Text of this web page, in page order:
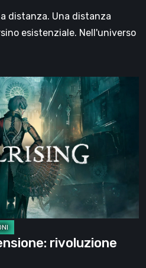
distanza. Una distanza
esistenziale. Nell'universo
rivoluzione